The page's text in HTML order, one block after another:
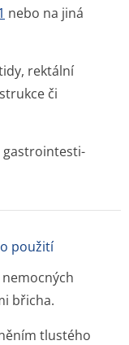
nebo na jiná
rektální
či
gastrointesti­
použití
břicha.
tlustého